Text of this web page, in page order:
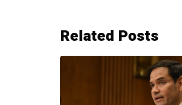
Related Posts